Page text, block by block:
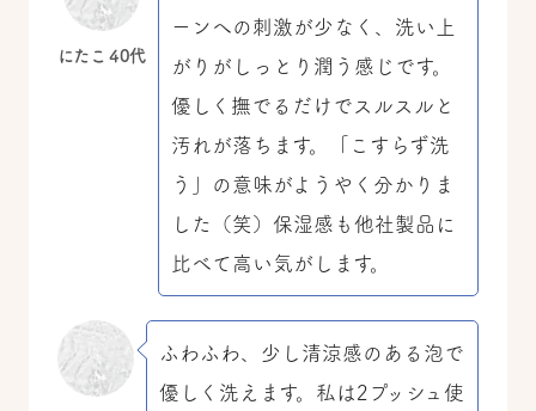
にたこ 40代
ーンへの刺激が少なく、洗い上
がりがしっとり潤う感じです。
優しく撫でるだけでスルスルと
汚れが落ちます。「こすらず洗
う」の意味がようやく分かりま
した（笑）保湿感も他社製品に
比べて高い気がします。
ふわふわ、少し清涼感のある泡で
優しく洗えます。私は2プッシュ使